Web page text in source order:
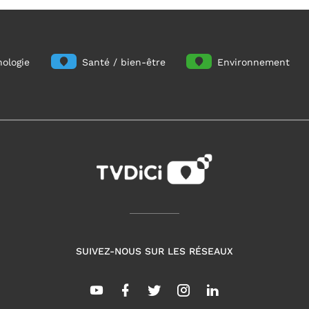
Santé / bien-être Environnement
SUIVEZ-NOUS SUR LES RÉSEAUX